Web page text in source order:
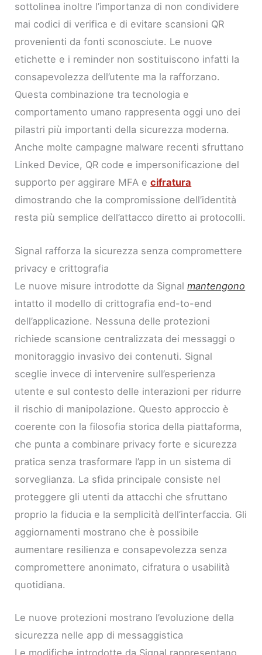
sottolinea inoltre l’importanza di non condividere
mai codici di verifica e di evitare scansioni QR
provenienti da fonti sconosciute. Le nuove
etichette e i reminder non sostituiscono infatti la
consapevolezza dell’utente ma la rafforzano.
Questa combinazione tra tecnologia e
comportamento umano rappresenta oggi uno dei
pilastri più importanti della sicurezza moderna.
Anche molte campagne malware recenti sfruttano
Linked Device, QR code e impersonificazione del
supporto per aggirare MFA ecifratura
dimostrando che la compromissione dell’identità
resta più semplice dell’attacco diretto ai protocolli.
Signal rafforza la sicurezza senza compromettere
privacy e crittografia
Le nuove misure introdotte da Signalmantengono
intatto il modello di crittografia end-to-end
dell’applicazione. Nessuna delle protezioni
richiede scansione centralizzata dei messaggi o
monitoraggio invasivo dei contenuti. Signal
sceglie invece di intervenire sull’esperienza
utente e sul contesto delle interazioni per ridurre
il rischio di manipolazione. Questo approccio è
coerente con la filosofia storica della piattaforma,
che punta a combinare privacy forte e sicurezza
pratica senza trasformare l’app in un sistema di
sorveglianza. La sfida principale consiste nel
proteggere gli utenti da attacchi che sfruttano
proprio la fiducia e la semplicità dell’interfaccia. Gli
aggiornamenti mostrano che è possibile
aumentare resilienza e consapevolezza senza
compromettere anonimato, cifratura o usabilità
quotidiana.
Le nuove protezioni mostrano l’evoluzione della
sicurezza nelle app di messaggistica
Le modifiche introdotte da Signal rappresentano